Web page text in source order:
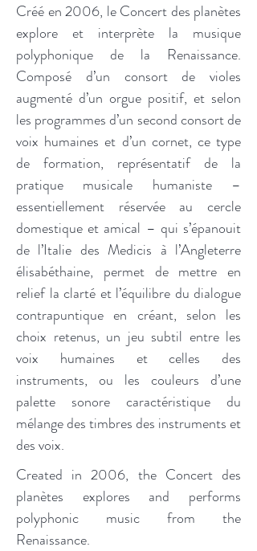
Créé en 2006, le Concert des planètes
explore et interprète la musique
polyphonique de la Renaissance.
Composé d’un consort de violes
augmenté d’un orgue positif, et selon
les programmes d’un second consort de
voix humaines et d’un cornet, ce type
de formation, représentatif de la
pratique musicale humaniste –
essentiellement réservée au cercle
domestique et amical – qui s’épanouit
de l’Italie des Medicis à l’Angleterre
élisabéthaine, permet de mettre en
relief la clarté et l’équilibre du dialogue
contrapuntique en créant, selon les
choix retenus, un jeu subtil entre les
voix humaines et celles des
instruments, ou les couleurs d’une
palette sonore caractéristique du
mélange des timbres des instruments et
des voix.
Created in 2006, the Concert des
planètes explores and performs
polyphonic music from the
Renaissance.